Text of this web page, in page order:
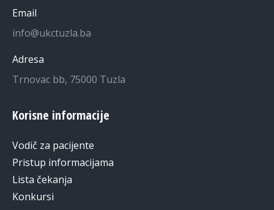
Email
info@ukctuzla.ba
Adresa
Trnovac bb, 75000 Tuzla
Korisne informacije
Vodič za pacijente
Pristup informacijama
Lista čekanja
Konkursi